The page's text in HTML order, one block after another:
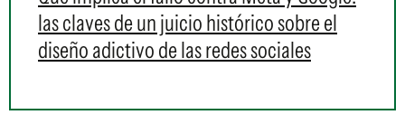
las claves de un juicio histórico sobre el
diseño adictivo de las redes sociales